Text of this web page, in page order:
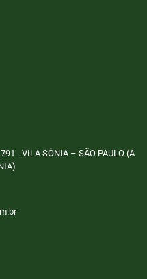
- VILA SÔNIA – SÃO PAULO (A